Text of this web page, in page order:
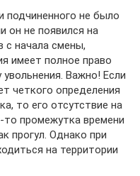
подчиненного не было
он не появился на
с начала смены,
имеет полное право
Важно! Если
четкого определения
то его отсутствие на
то промежутка времени
прогул. Однако при
на территории